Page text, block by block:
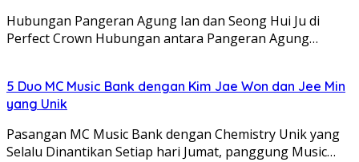
Hubungan Pangeran Agung Ian dan Seong Hui Ju di
Perfect Crown Hubungan antara Pangeran Agung…
5 Duo MC Music Bank dengan Kim Jae Won dan Jee Min
yang Unik
Pasangan MC Music Bank dengan Chemistry Unik yang
Selalu Dinantikan Setiap hari Jumat, panggung Music…